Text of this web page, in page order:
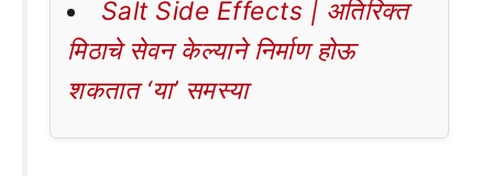
Salt Side Effects | अतिरिक्त
मिठाचे सेवन केल्याने निर्माण होऊ
शकतात ‘या’ समस्या